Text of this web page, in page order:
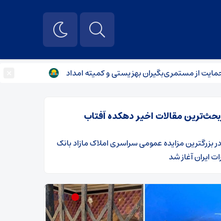
بهزیستی و کمیته امداد تجدید میثاق عراقچی و
مقالات اخیر دهکده آفتاب
​بزرگترین مزایده عمومی سراسری املاک مازاد بانک
ایران آغاز شد